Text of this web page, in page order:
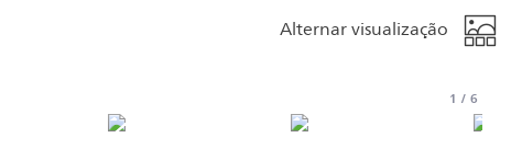
Alternar visualização
1 / 6